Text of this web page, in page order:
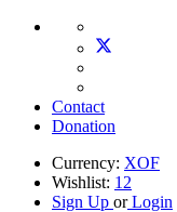
Contact
Donation
Currency: XOF
Wishlist: 12
Sign Up orLogin